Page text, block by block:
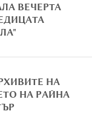
ВЕЧЕРТА
НА
НА РАЙНА